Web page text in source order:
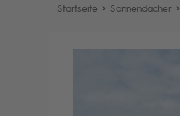
Startseite > Sonnendächer>